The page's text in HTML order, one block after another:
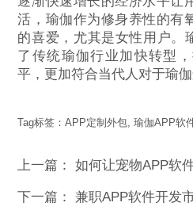
活，瑜伽作为修身养性的有
的喜爱，尤其是女性用户。
了传统瑜伽行业加快转型
平，更加符合当代人对于瑜伽
Tag标签：APP定制外包 ,瑜伽APP软
上一篇：如何让宠物APP软
下一篇：兼职APP软件开发